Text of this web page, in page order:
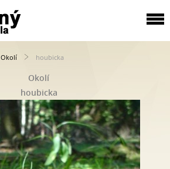
Okolí houbicka
Okolí
houbicka